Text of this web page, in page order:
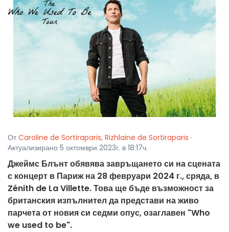
От Caroline de Sortiraparis, Rizhlaine de Sortiraparis ·
Актуализирано 5 октомври 2023г. в 18:17ч.
Джеймс Блънт обявява завръщането си на сцената
с концерт в Париж на 28 февруари 2024 г., сряда, в
Zénith de La Villette. Това ще бъде възможност за
британския изпълнител да представи на живо
парчета от новия си седми опус, озаглавен "Who
we used to be".